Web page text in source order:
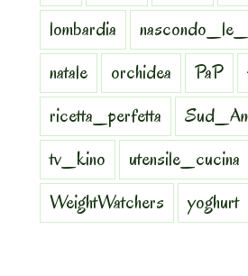
lombardia
natale
orchidea PaP
ricetta_perfetta
tv_kino
utensile_cucina
WeightWatchers
yoghurt